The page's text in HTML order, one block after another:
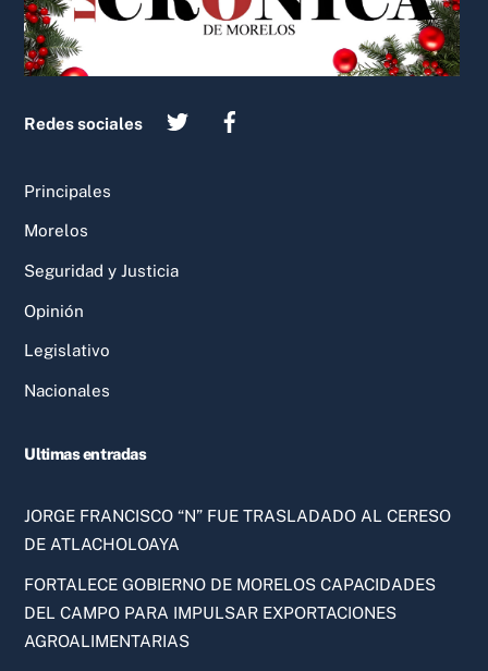
Redes sociales
Principales
Morelos
Seguridad y Justicia
Opinión
Legislativo
Nacionales
Ultimas entradas
JORGE FRANCISCO “N” FUE TRASLADADO AL CERESO
DE ATLACHOLOAYA
FORTALECE GOBIERNO DE MORELOS CAPACIDADES
DEL CAMPO PARA IMPULSAR EXPORTACIONES
AGROALIMENTARIAS